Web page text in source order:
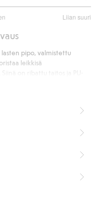
Liian suuri
pipo, valmistettu
leikkisä
asuste kylmiin päiviin.